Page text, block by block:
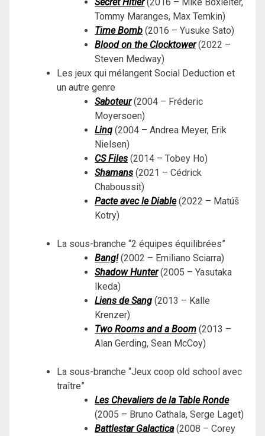
Tommy Maranges, Max Temkin)
Time Bomb (2016 – Yusuke Sato)
Blood on the Clocktower(2022 –
Steven Medway)
Les jeux qui mélangent Social Deduction et
un autre genre
Saboteur (2004 – Fréderic
Moyersoen)
Linq (2004 – Andrea Meyer, Erik
Nielsen)
CS Files (2014 – Tobey Ho)
Shamans (2021 – Cédrick
Chaboussit)
Pacte avec le Diable(2022 – Matúš
Kotry)
La sous-branche “2 équipes équilibrées”
Bang!(2002 – Emiliano Sciarra)
Shadow Hunter(2005 – Yasutaka
Ikeda)
Liens de Sang (2013 – Kalle
Krenzer)
Two Rooms and a Boom (2013 –
Alan Gerding, Sean McCoy)
La sous-branche “Jeux coop old school avec
traître”
Les Chevaliers de la Table Ronde
(2005 – Bruno Cathala, Serge Laget)
Battlestar Galactica(2008 – Corey